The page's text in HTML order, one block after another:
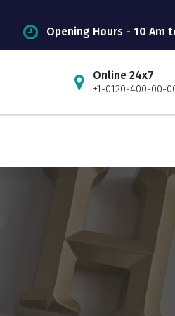
Opening Hours - 10 Am
Online 24x7
+1-0120-400-00-